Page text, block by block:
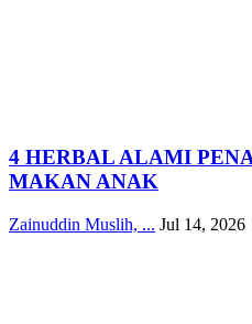
4 HERBAL ALAMI
MAKAN ANAK
Zainuddin Muslih, ... Jul 14, 2026